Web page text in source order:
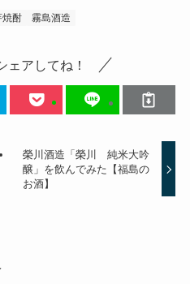
焼酎 霧島酒造
ェアしてね！
榮川酒造「榮川 純米大吟
醸」を飲んでみた【福島の
お酒】